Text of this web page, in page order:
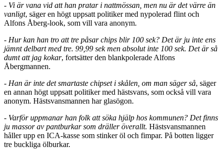
- Vi är vana vid att han pratar i nattmössan, men nu är det värre än
vanligt, säger en högt uppsatt politiker med nypolerad flint och
Alfons Åberg-look, som vill vara anonym.
- Hur kan han tro att tre påsar chips blir 100 sek? Det är ju inte ens
jämnt delbart med tre. 99,99 sek men absolut inte 100 sek. Det är så
dumt att jag kokar, fortsätter den blankpolerade Alfons
Åbergmannen.
- Han är inte det smartaste chipset i skålen, om man säger så, säger
en annan högt uppsatt politiker med hästsvans, som också vill vara
anonym. Hästsvansmannen har glasögon.
- Varför uppmanar han folk att söka hjälp hos kommunen? Det finns
ju massor av pantburkar som dräller överallt. Hästsvansmannen
håller upp en ICA-kasse som stinker öl och fimpar. På botten ligger
tre buckliga ölburkar.